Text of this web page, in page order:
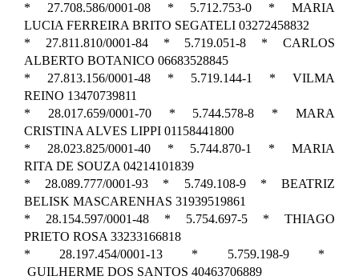
* 27.708.586/0001-08 * 5.712.753-0 * MARIA
LUCIA FERREIRA BRITO SEGATELI 03272458832
* 27.811.810/0001-84 * 5.719.051-8 * CARLOS
ALBERTO BOTANICO 06683528845
* 27.813.156/0001-48 * 5.719.144-1 * VILMA
REINO 13470739811
* 28.017.659/0001-70 * 5.744.578-8 * MARA
CRISTINA ALVES LIPPI 01158441800
* 28.023.825/0001-40 * 5.744.870-1 * MARIA
RITA DE SOUZA 04214101839
* 28.089.777/0001-93 * 5.749.108-9 * BEATRIZ
BELISK MASCARENHAS 31939519861
* 28.154.597/0001-48 * 5.754.697-5 * THIAGO
PRIETO ROSA 33233166818
* 28.197.454/0001-13 * 5.759.198-9 *
GUILHERME DOS SANTOS 40463706889